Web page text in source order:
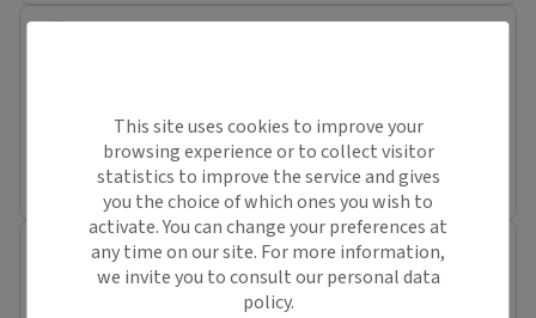
Conventionné
Pas de rendez-vous en ligne pour ce praticien.
Camille BRIGNON
Masseur-kinésithérapeute
This site uses cookies to improve your
browsing experience or to collect visitor
statistics to improve the service and gives
you the choice of which ones you wish to
activate. You can change your preferences at
any time on our site. For more information,
we invite you to consult our personal data
policy.